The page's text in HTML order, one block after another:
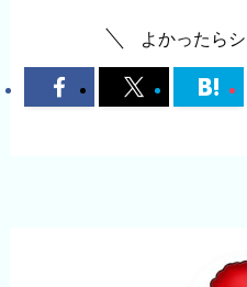
よかったら